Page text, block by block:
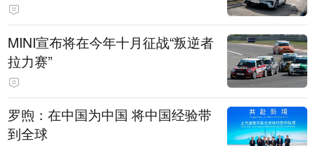
MINI宣布将在今年十月征战“叛逆者
拉力赛”
罗煦：在中国为中国 将中国经验带
到全球